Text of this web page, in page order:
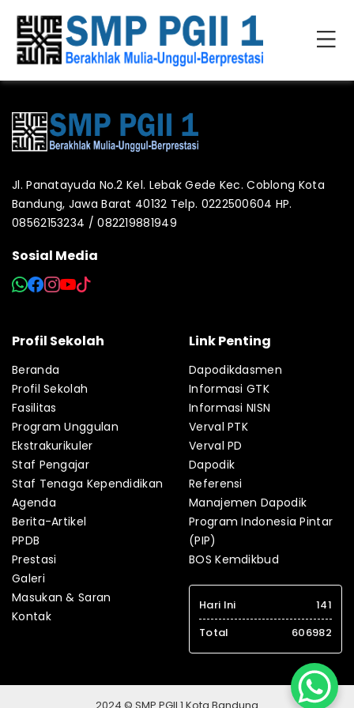
Jl. Panatayuda No.2 Kel. Lebak Gede Kec. Coblong Kota
Bandung, Jawa Barat 40132 Telp. 0222500604 HP.
08562153234 / 082219881949
Sosial Media
Profil Sekolah
Beranda
Profil Sekolah
Fasilitas
Program Unggulan
Ekstrakurikuler
Staf Pengajar
Staf Tenaga Kependidikan
Agenda
Berita-Artikel
PPDB
Prestasi
Galeri
Masukan & Saran
Kontak
Link Penting
Dapodikdasmen
Informasi GTK
Informasi NISN
Verval PTK
Verval PD
Dapodik
Referensi
Manajemen Dapodik
Program Indonesia Pintar
(PIP)
BOS Kemdikbud
Hari Ini
141
Total
606982